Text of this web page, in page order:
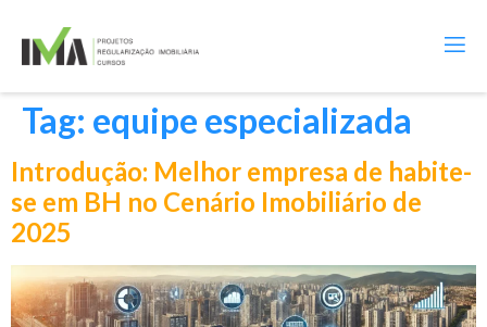
Tag: equipe especializada
Introdução: Melhor empresa de habite-
se em BH no Cenário Imobiliário de
2025